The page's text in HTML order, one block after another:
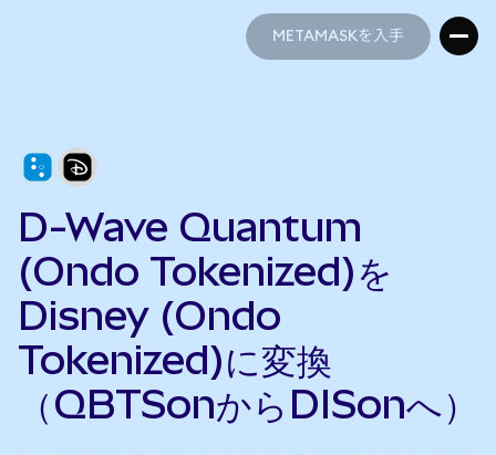
METAMASKを入手
D-Wave Quantum
(Ondo Tokenized)を
Disney (Ondo
Tokenized)に変換
（QBTSonからDISonへ）